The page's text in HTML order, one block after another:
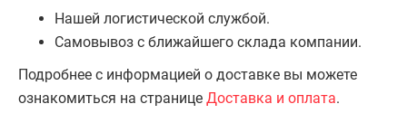
Нашей логистической службой.
Самовывоз с ближайшего склада компании.
Подробнее с информацией о доставке вы можете
ознакомиться на странице Доставка и оплата.